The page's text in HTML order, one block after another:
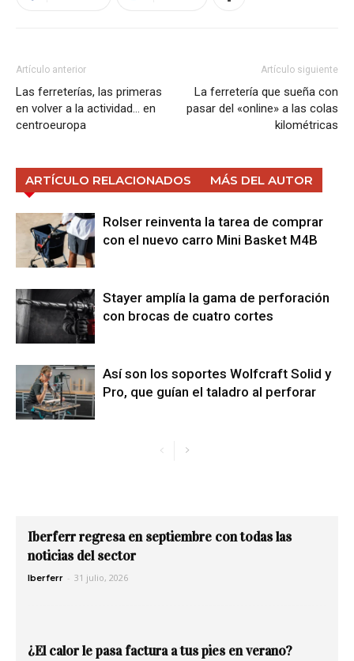
Artículo anterior
Las ferreterías, las primeras
en volver a la actividad… en
centroeuropa
Artículo siguiente
La ferretería que sueña con
pasar del «online» a las colas
kilométricas
ARTÍCULO RELACIONADOS MÁS DEL AUTOR
Rolser reinventa la tarea de comprar
con el nuevo carro Mini Basket M4B
Stayer amplía la gama de perforación
con brocas de cuatro cortes
Así son los soportes Wolfcraft Solid y
Pro, que guían el taladro al perforar
Iberferr regresa en septiembre con todas las
noticias del sector
Iberferr - 31 julio, 2026
¿El calor le pasa factura a tus pies en verano?